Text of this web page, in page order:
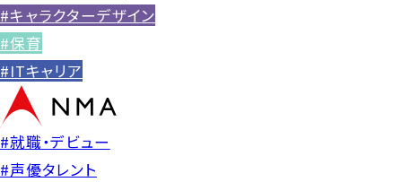
#キャラクターデザイン
#保育
#ITキャリア
#就職・デビュー
#声優タレント